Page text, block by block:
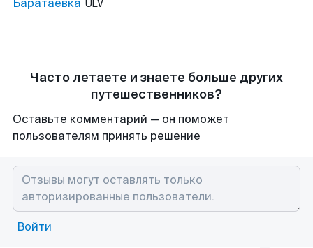
Баратаевка ULV
Часто летаете и знаете больше других
путешественников?
Оставьте комментарий — он поможет
пользователям принять решение
Войти